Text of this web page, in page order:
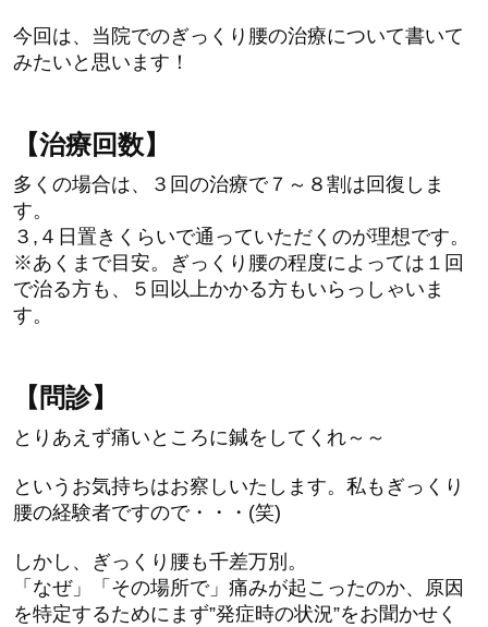
今回は、当院でのぎっくり腰の治療について書いて
みたいと思います！
【治療回数】
多くの場合は、３回の治療で７～８割は回復しま
す。
３,４日置きくらいで通っていただくのが理想です。
※あくまで目安。ぎっくり腰の程度によっては１回
で治る方も、５回以上かかる方もいらっしゃいま
す。
【問診】
とりあえず痛いところに鍼をしてくれ～～
というお気持ちはお察しいたします。私もぎっくり
腰の経験者ですので・・・(笑)
しかし、ぎっくり腰も千差万別。
「なぜ」「その場所で」痛みが起こったのか、原因
を特定するためにまず”発症時の状況”をお聞かせく